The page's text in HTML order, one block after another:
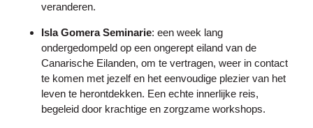
veranderen.
Isla Gomera Seminarie: een week lang
ondergedompeld op een ongerept eiland van de
Canarische Eilanden, om te vertragen, weer in contact
te komen met jezelf en het eenvoudige plezier van het
leven te herontdekken. Een echte innerlijke reis,
begeleid door krachtige en zorgzame workshops.